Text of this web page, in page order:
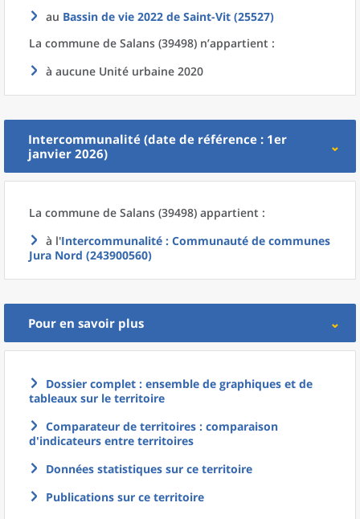
au Bassin de vie 2022 de Saint-Vit (25527)
La commune de Salans (39498) n’appartient :
à aucune Unité urbaine 2020
Intercommunalité (date de référence : 1er
janvier 2026)
La commune de Salans (39498) appartient :
à l'Intercommunalité : Communauté de communes
Jura Nord (243900560)
Pour en savoir plus
Dossier complet : ensemble de graphiques et de
tableaux sur le territoire
Comparateur de territoires : comparaison
d'indicateurs entre territoires
Données statistiques sur ce territoire
Publications sur ce territoire